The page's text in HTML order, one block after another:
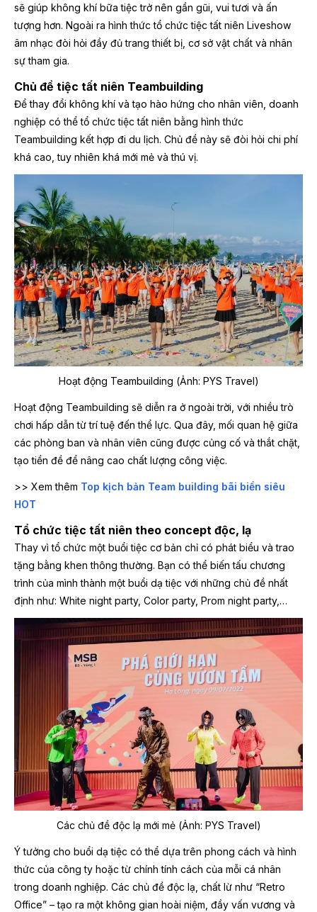
sẽ giúp không khí bữa tiệc trở nên gần gũi, vui tươi và ấn
tượng hơn. Ngoài ra hình thức tổ chức tiệc tất niên Liveshow
âm nhạc đòi hỏi đầy đủ trang thiết bị, cơ sở vật chất và nhân
sự tham gia.
Chủ đề tiệc tất niên Teambuilding
Để thay đổi không khí và tạo hào hứng cho nhân viên, doanh
nghiệp có thể tổ chức tiệc tất niên bằng hình thức
Teambuilding kết hợp đi du lịch. Chủ đề này sẽ đòi hỏi chi phí
khá cao, tuy nhiên khá mới mẻ và thú vị.
Hoạt động Teambuilding (Ảnh: PYS Travel)
Hoạt động Teambuilding sẽ diễn ra ở ngoài trời, với nhiều trò
chơi hấp dẫn từ trí tuệ đến thể lực. Qua đây, mối quan hệ giữa
các phòng ban và nhân viên cũng được củng cố và thắt chặt,
tạo tiền đề để nâng cao chất lượng công việc.
>> Xem thêm Top kịch bản Team building bãi biển siêu
HOT
Tổ chức tiệc tất niên theo concept độc, lạ
Thay vì tổ chức một buổi tiệc cơ bản chỉ có phát biểu và trao
tặng bằng khen thông thường. Bạn có thể biến tấu chương
trình của mình thành một buổi dạ tiệc với những chủ đề nhất
định như: White night party, Color party, Prom night party,…
Các chủ đề độc lạ mới mẻ (Ảnh: PYS Travel)
Ý tưởng cho buổi dạ tiệc có thể dựa trên phong cách và hình
thức của công ty hoặc từ chính tính cách của mỗi cá nhân
trong doanh nghiệp. Các chủ đề độc lạ, chất lừ như “Retro
Office” – tạo ra một không gian hoài niệm, đầy vấn vương và